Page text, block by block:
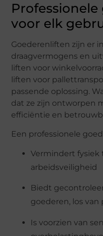
voor elk
Goederenliften zijn er
draagvermogens en
liften voor
liften voor
passende oplossing.
dat ze zijn ontworpen
efficiëntie en
Een professionele
Vermindert fysiek
arbeidsveiligheid
Biedt
goederen, los
Is voorzien van